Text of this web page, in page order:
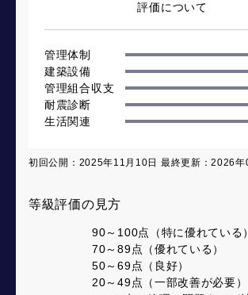
評価について
管理体制
建築設備
管理組合収支
耐震診断
生活関連
初回公開：2025年11月10日 最終更新：2026年
等級評価の見方
90～100点（特に優れている）
70～89点（優れている）
50～69点（良好）
20～49点（一部改善が必要）